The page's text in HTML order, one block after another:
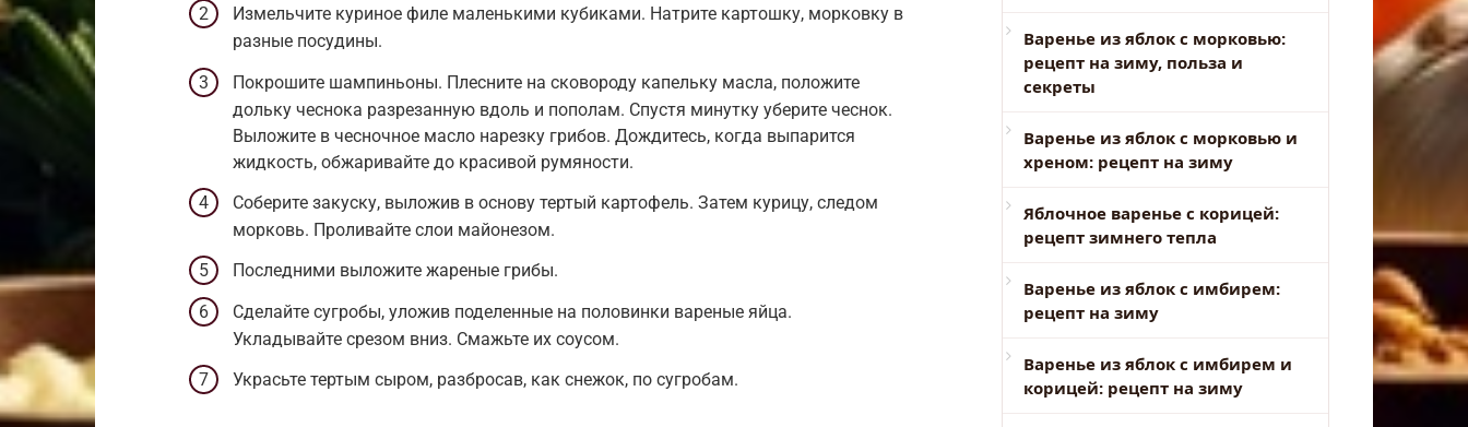
Измельчите куриное филе маленькими кубиками. Натрите картошку, морковку в
разные посудины.
Покрошите шампиньоны. Плесните на сковороду капельку масла, положите
дольку чеснока разрезанную вдоль и пополам. Спустя минутку уберите чеснок.
Выложите в чесночное масло нарезку грибов. Дождитесь, когда выпарится
жидкость, обжаривайте до красивой румяности.
Соберите закуску, выложив в основу тертый картофель. Затем курицу, следом
морковь. Проливайте слои майонезом.
Последними выложите жареные грибы.
Сделайте сугробы, уложив поделенные на половинки вареные яйца.
Укладывайте срезом вниз. Смажьте их соусом.
Украсьте тертым сыром, разбросав, как снежок, по сугробам.
Варенье из яблок с морковью:
рецепт на зиму, польза и
секреты
Варенье из яблок с морковью и
хреном: рецепт на зиму
Яблочное варенье с корицей:
рецепт зимнего тепла
Варенье из яблок с имбирем:
рецепт на зиму
Варенье из яблок с имбирем и
корицей: рецепт на зиму